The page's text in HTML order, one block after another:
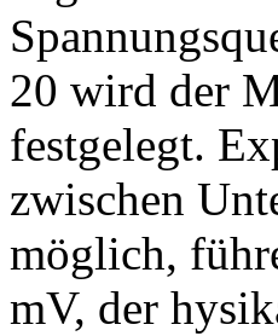
20 wird der
festgelegt.
zwischen
möglich,
mV, der